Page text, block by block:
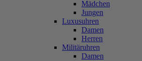
Mädchen
Jungen
Luxusuhren
Damen
Herren
Militäruhren
Damen